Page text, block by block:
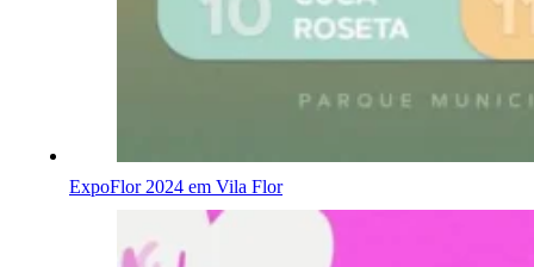
ExpoFlor 2024 em Vila Flor